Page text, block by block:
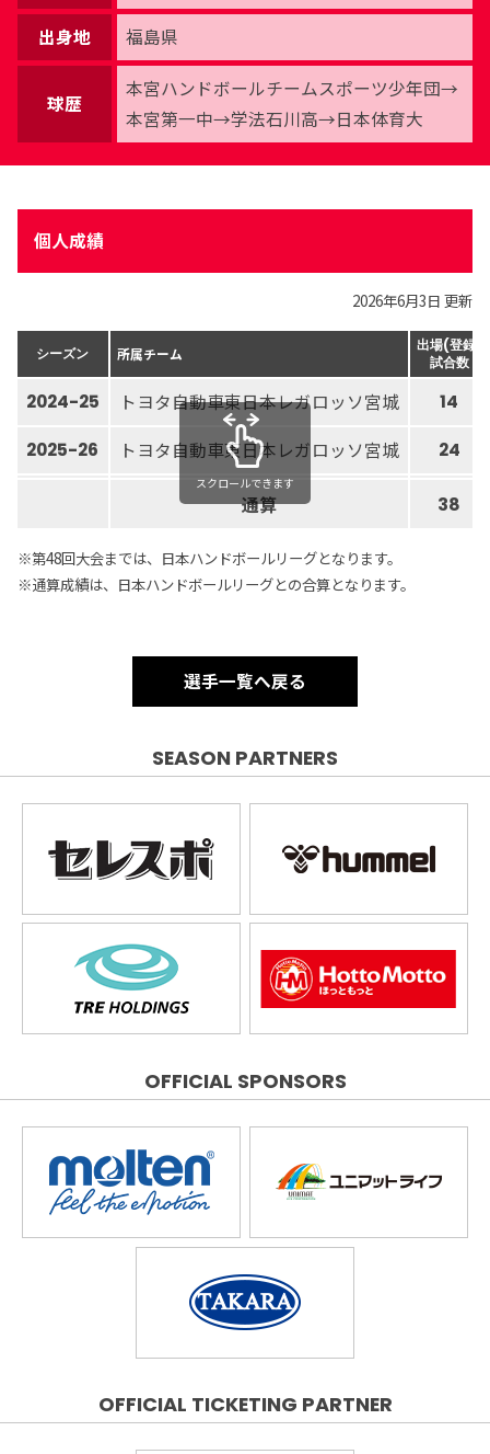
出身地 福島県
球歴
本宮ハンドボールチームスポーツ少年団→
本宮第一中→学法石川高→日本体育大
個人成績
2026年6月3日 更新
シーズン 所属チーム
出場(登録)
試合数
2024-25 トヨタ自動車東日本レガロッソ宮城 14
2025-26 トヨタ自動車東日本レガロッソ宮城 24
通算 38
スクロールできます
※第48回大会までは、日本ハンドボールリーグとなります。
※通算成績は、日本ハンドボールリーグとの合算となります。
選手一覧へ戻る
SEASON PARTNERS
OFFICIAL SPONSORS
OFFICIAL TICKETING PARTNER